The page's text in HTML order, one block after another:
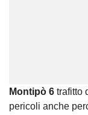
Montipò 6 trafitto
pericoli anche